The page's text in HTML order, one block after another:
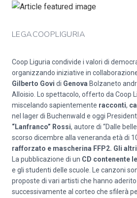
LEGACOOPLIGURIA
Coop Liguria condivide i valori di
organizzando iniziative in
Gilberto Govi di Genova Bolzaneto
Alloisio. Lo spettacolo, offerto da Coop
miscelando sapientemente racconti,
nel lager di Buchenwald e oggi
“Lanfranco” Rossi, autore di “Dalle
scorso dicembre alla veneranda età di
rafforzato e mascherina FFP2. Gli
La pubblicazione di un CD contenente
e gli studenti delle scuole. Le canzoni
proposte di vari artisti che hanno aderito
successivamente al corteo che sfilerà